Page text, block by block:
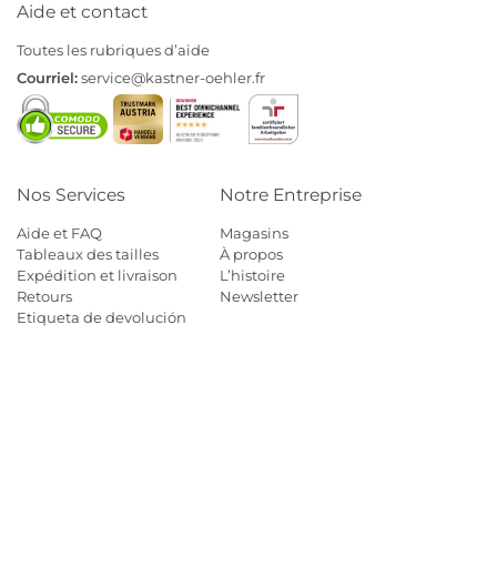
Aide et contact
Toutes les rubriques d’aide
Courriel:service@kastner-oehler.fr
Nos Services
Aide et FAQ
Tableaux des tailles
Expédition et livraison
Retours
Etiqueta de devolución
Notre Entreprise
Magasins
À propos
L’histoire
Newsletter